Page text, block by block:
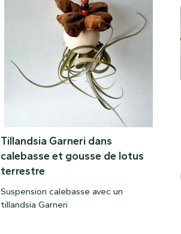
Tillandsia Garneri dans
calebasse et gousse de lotus
terrestre
Suspension calebasse avec un
tillandsia Garneri